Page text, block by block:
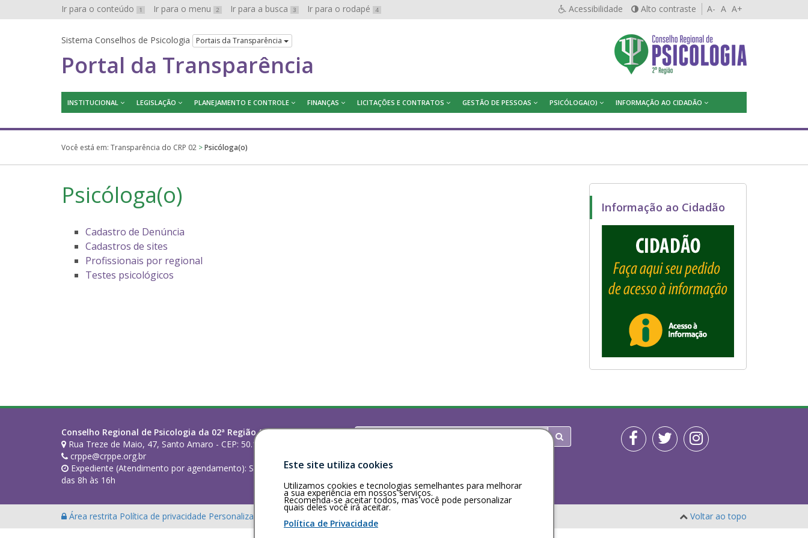
Ir para o conteúdo 1 Ir para o menu 2 Ir para a busca 3 Ir para o rodapé 4 Acessibilidade Alto contraste A- A A+
Sistema Conselhos de Psicologia Portais da Transparência
Portal da Transparência
INSTITUCIONAL LEGISLAÇÃO PLANEJAMENTO E CONTROLE FINANÇAS LICITAÇÕES E CONTRATOS GESTÃO DE PESSOAS PSICÓLOGA(O) INFORMAÇÃO AO CIDADÃO
Você está em: Transparência do CRP 02 >Psicóloga(o)
Psicóloga(o)
Cadastro de Denúncia
Cadastros de sites
Profissionais por regional
Testes psicológicos
Informação ao Cidadão
Conselho Regional de Psicologia da 02ª Região (PE)
Rua Treze de Maio, 47, Santo Amaro - CEP: 50.100-160 - Recife/PE
crppe@crppe.org.br
Expediente (Atendimento por agendamento): Segunda a sexta-feira,
das 8h às 16h
Buscar
Área restrita Política de privacidade Personalização de cookies Voltar ao topo
Este site utiliza cookies
Utilizamos cookies e tecnologias semelhantes para melhorar
a sua experiência em nossos serviços.
Recomenda-se aceitar todos, mas você pode personalizar
quais deles você irá aceitar.
Política de Privacidade